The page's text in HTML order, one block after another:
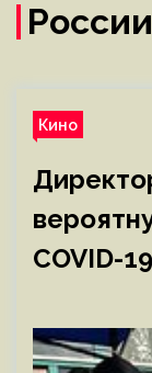
России
Кино
COVID-19